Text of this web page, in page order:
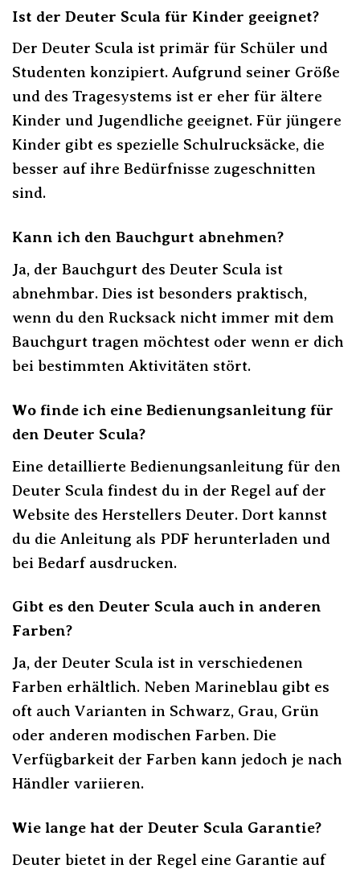
Ist der Deuter Scula für Kinder geeignet?
Der Deuter Scula ist primär für Schüler und
Studenten konzipiert. Aufgrund seiner Größe
und des Tragesystems ist er eher für ältere
Kinder und Jugendliche geeignet. Für jüngere
Kinder gibt es spezielle Schulrucksäcke, die
besser auf ihre Bedürfnisse zugeschnitten
sind.
Kann ich den Bauchgurt abnehmen?
Ja, der Bauchgurt des Deuter Scula ist
abnehmbar. Dies ist besonders praktisch,
wenn du den Rucksack nicht immer mit dem
Bauchgurt tragen möchtest oder wenn er dich
bei bestimmten Aktivitäten stört.
Wo finde ich eine Bedienungsanleitung für
den Deuter Scula?
Eine detaillierte Bedienungsanleitung für den
Deuter Scula findest du in der Regel auf der
Website des Herstellers Deuter. Dort kannst
du die Anleitung als PDF herunterladen und
bei Bedarf ausdrucken.
Gibt es den Deuter Scula auch in anderen
Farben?
Ja, der Deuter Scula ist in verschiedenen
Farben erhältlich. Neben Marineblau gibt es
oft auch Varianten in Schwarz, Grau, Grün
oder anderen modischen Farben. Die
Verfügbarkeit der Farben kann jedoch je nach
Händler variieren.
Wie lange hat der Deuter Scula Garantie?
Deuter bietet in der Regel eine Garantie auf